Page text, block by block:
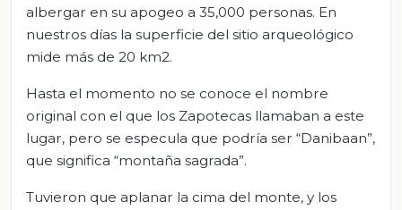
albergar en su apogeo a 35,000 personas. En
nuestros días la superficie del sitio arqueológico
mide más de 20 km2.
Hasta el momento no se conoce el nombre
original con el que los Zapotecas llamaban a este
lugar, pero se especula que podría ser “Danibaan”,
que significa “montaña sagrada”.
Tuvieron que aplanar la cima del monte, y los